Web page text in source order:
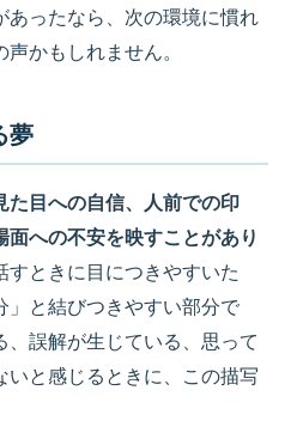
あったなら、次の環境に慣れ
かもしれません。
夢
た目への自信、人前での印
への不安を映すことがあり
すときに目につきやすいた
」と結びつきやすい部分で
誤解が生じている、思って
いと感じるときに、この描写